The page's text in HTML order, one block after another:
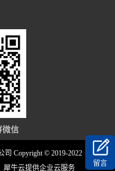
微信
Copyright © 2019-2022
犀牛云提供企业云服务
留言